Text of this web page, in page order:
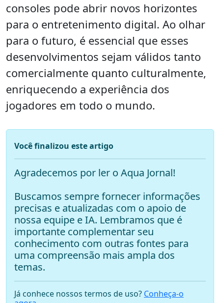
consoles pode abrir novos horizontes
para o entretenimento digital. Ao olhar
para o futuro, é essencial que esses
desenvolvimentos sejam válidos tanto
comercialmente quanto culturalmente,
enriquecendo a experiência dos
jogadores em todo o mundo.
Você finalizou este artigo
Agradecemos por ler o Aqua Jornal!
Buscamos sempre fornecer informações
precisas e atualizadas com o apoio de
nossa equipe e IA. Lembramos que é
importante complementar seu
conhecimento com outras fontes para
uma compreensão mais ampla dos
temas.
Já conhece nossos termos de uso? Conheça-o